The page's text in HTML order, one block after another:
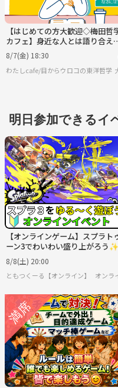
【はじめての方大歓迎◇梅田哲
カフェ】身近な人とは語り合え
い哲学について語りましょう
8/7(金) 18:30
わたしcafe/目からウロコの東洋哲学
明日参加できるイ
【オンラインゲーム】スプラト
ーン3でわいわい盛り上がろう✨
【🔰ゲーム初心者歓迎】
8/8(土) 20:00
ともつくーる【オンライン】 オンラ